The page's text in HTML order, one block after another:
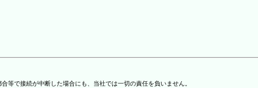
等で接続が中断した場合にも、当社では一切の責任を負いません。